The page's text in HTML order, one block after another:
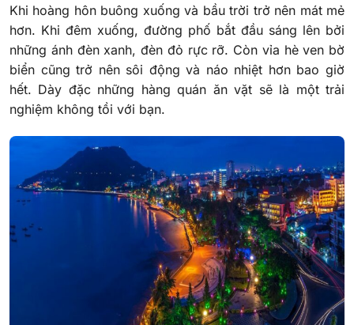
Khi hoàng hôn buông xuống và bầu trời trở nên mát mẻ
hơn. Khi đêm xuống, đường phố bắt đầu sáng lên bởi
những ánh đèn xanh, đèn đỏ rực rỡ. Còn vỉa hè ven bờ
biển cũng trở nên sôi động và náo nhiệt hơn bao giờ
hết. Dày đặc những hàng quán ăn vặt sẽ là một trải
nghiệm không tồi với bạn.